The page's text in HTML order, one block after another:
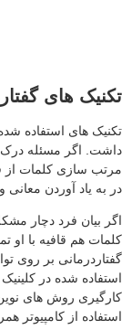
های
های استفاده
اگر مسئله درک
سازی کلمات از
به یاد آوردن معانی و
بیان فرد دچار مشکل
هم قافیه با او
بر روی
شده در کلینیک
روش های
از کامپیوتر